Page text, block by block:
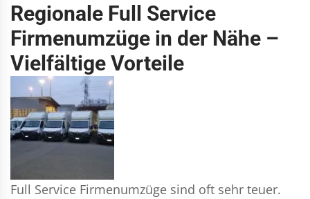
Regionale Full Service
Firmenumzüge in der Nähe –
Vielfältige Vorteile
Full Service Firmenumzüge sind oft sehr teuer.